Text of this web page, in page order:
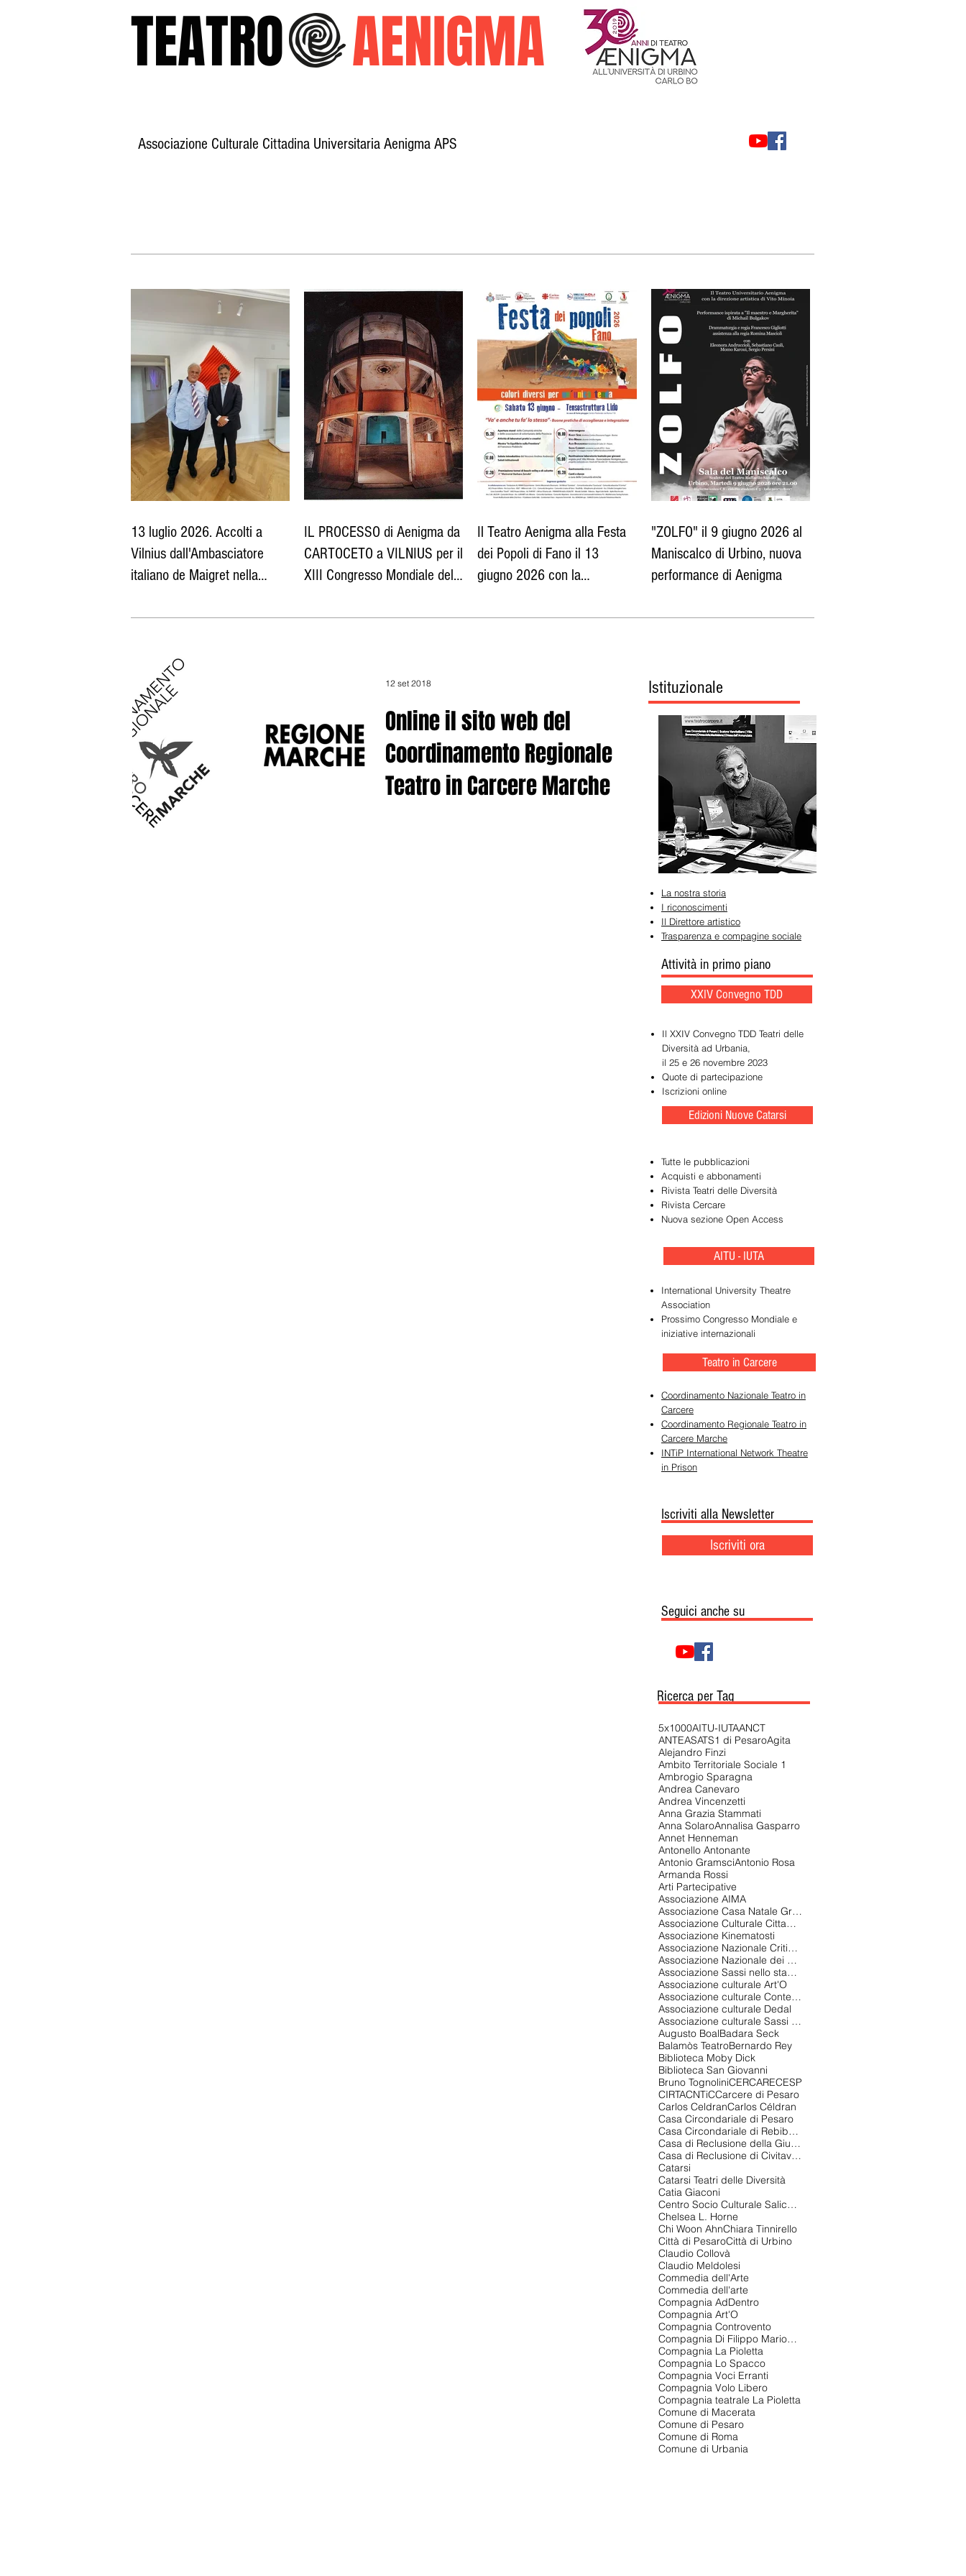
TEATROAENIGMA
Associazione Culturale Cittadina Universitaria Aenigma APS
13 luglio 2026. Accolti a
Vilnius dall'Ambasciatore
italiano de Maigret nella
IL PROCESSO di Aenigma da
CARTOCETO a VILNIUS per il
XIII Congresso Mondiale del
Il Teatro Aenigma alla Festa
dei Popoli di Fano il 13
giugno 2026 con la
"ZOLFO" il 9 giugno 2026 al
Maniscalco di Urbino, nuova
performance di Aenigma
Online il sito web del
Coordinamento Regionale
Teatro in Carcere Marche
12 set 2018
La nostra storia
I riconoscimenti
Il Direttore artistico
Trasparenza e compagine sociale
Attività in primo piano
XXIV Convegno TDD
Il XXIV Convegno TDD Teatri delle
Diversità ad Urbania,
il 25 e 26 novembre 2023
Quote di partecipazione
Iscrizioni online
Edizioni Nuove Catarsi
Tutte le pubblicazioni
Acquisti e abbonamenti
Rivista Teatri delle Diversità
Rivista Cercare
Nuova sezione Open Access
AITU - IUTA
International University Theatre
Association
Prossimo Congresso Mondiale e
iniziative internazionali
Teatro in Carcere
Coordinamento Nazionale Teatro in
Carcere
Coordinamento Regionale Teatro in
Carcere Marche
INTiP International Network Theatre
in Prison
Iscriviti alla Newsletter
Iscriviti ora
Seguici anche su
Ricerca per Tag
5x1000AITU-IUTAANCT
ANTEASATS1 di PesaroAgita
Alejandro Finzi
Ambito Territoriale Sociale 1
Ambrogio Sparagna
Andrea Canevaro
Andrea Vincenzetti
Anna Grazia Stammati
Anna SolaroAnnalisa Gasparro
Annet Henneman
Antonello Antonante
Antonio GramsciAntonio Rosa
Armanda Rossi
Arti Partecipative
Associazione AIMA
Associazione Casa Natale Gramsci di Ales
Associazione Culturale Cittadina Universitaria Aenigma APS
Associazione Kinematosti
Associazione Nazionale Critici di Teatro
Associazione Nazionale dei Critici di Teatro
Associazione Sassi nello stagno
Associazione culturale Art'O
Associazione culturale Contemporanea 2.0
Associazione culturale Dedal
Associazione culturale Sassi nello stagno
Augusto BoalBadara Seck
Balamòs TeatroBernardo Rey
Biblioteca Moby Dick
Biblioteca San Giovanni
Bruno TognoliniCERCARECESP
CIRTACNTiCCarcere di Pesaro
Carlos CeldranCarlos Céldran
Casa Circondariale di Pesaro
Casa Circondariale di Rebibbia
Casa di Reclusione della Giudecca
Casa di Reclusione di Civitavecchia
Catarsi
Catarsi Teatri delle Diversità
Catia Giaconi
Centro Socio Culturale Salice Gualdoni
Chelsea L. Horne
Chi Woon AhnChiara Tinnirello
Città di PesaroCittà di Urbino
Claudio Collovà
Claudio Meldolesi
Commedia dell'Arte
Commedia dell'arte
Compagnia AdDentro
Compagnia Art'O
Compagnia Controvento
Compagnia Di Filippo Marionette
Compagnia La Pioletta
Compagnia Lo Spacco
Compagnia Voci Erranti
Compagnia Volo Libero
Compagnia teatrale La Pioletta
Comune di Macerata
Comune di Pesaro
Comune di Roma
Comune di Urbania
Istituzionale